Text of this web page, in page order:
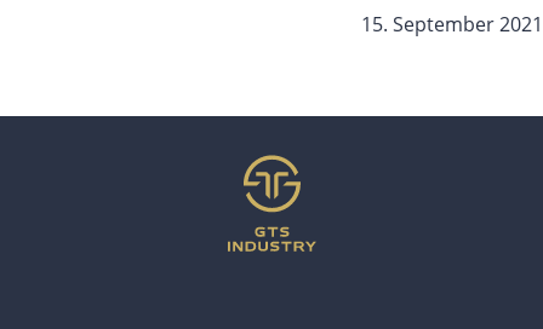
15. September 2021